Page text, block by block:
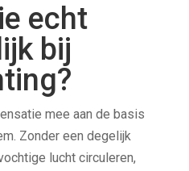
echt
bij
mee aan de basis
Zonder een degelijk
lucht circuleren,